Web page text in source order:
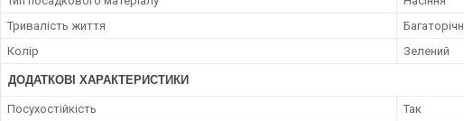
Тривалість життя
Колір
Зелений
ДОДАТКОВІ ХАРАКТЕРИСТИКИ
Посухостійкість
Так